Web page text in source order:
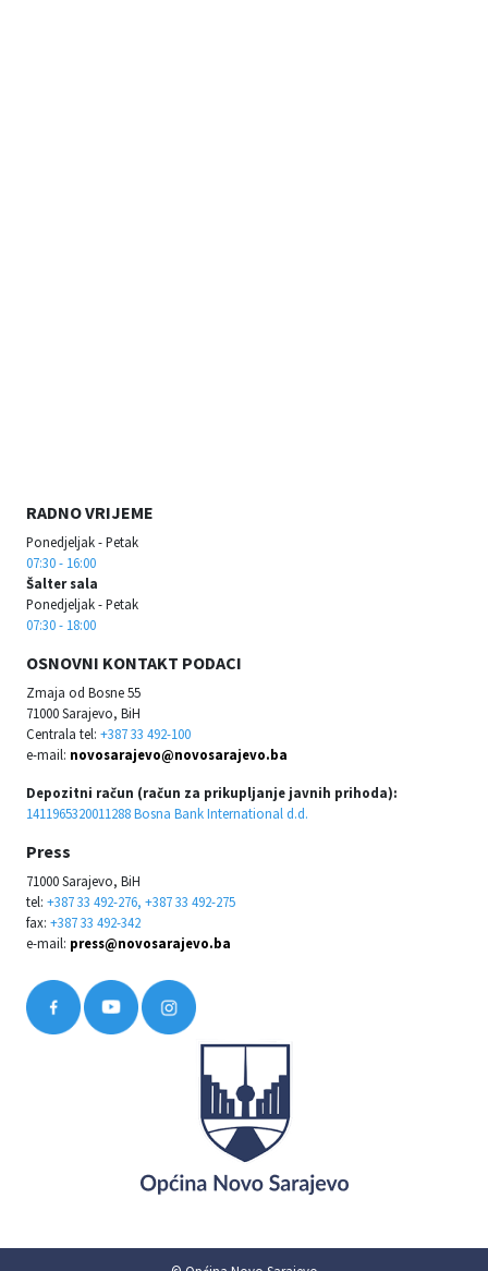
RADNO VRIJEME
Ponedjeljak - Petak
07:30 - 16:00
Šalter sala
Ponedjeljak - Petak
07:30 - 18:00
OSNOVNI KONTAKT PODACI
Zmaja od Bosne 55
71000 Sarajevo, BiH
Centrala tel: +387 33 492-100
e-mail: novosarajevo@novosarajevo.ba
Depozitni račun (račun za prikupljanje javnih prihoda):
1411965320011288 Bosna Bank International d.d.
Press
71000 Sarajevo, BiH
tel: +387 33 492-276, +387 33 492-275
fax: +387 33 492-342
e-mail: press@novosarajevo.ba